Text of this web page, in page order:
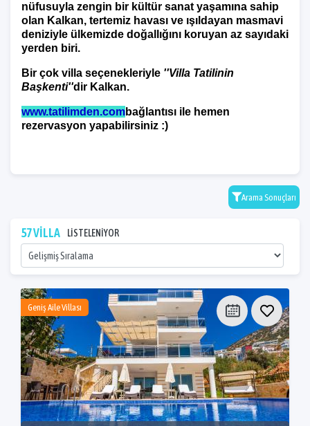
nüfusuyla zengin bir kültür sanat yaşamına sahip
olan Kalkan, tertemiz havası ve ışıldayan masmavi
deniziyle ülkemizde doğallığını koruyan az sayıdaki
yerden biri.
Bir çok villa seçenekleriyle ''Villa Tatilinin
Başkenti''dir Kalkan.
www.tatilimden.combağlantısı ile hemen
rezervasyon yapabilirsiniz :)
Arama Sonuçları
57 VİLLA LİSTELENİYOR
Geniş Aile Villası